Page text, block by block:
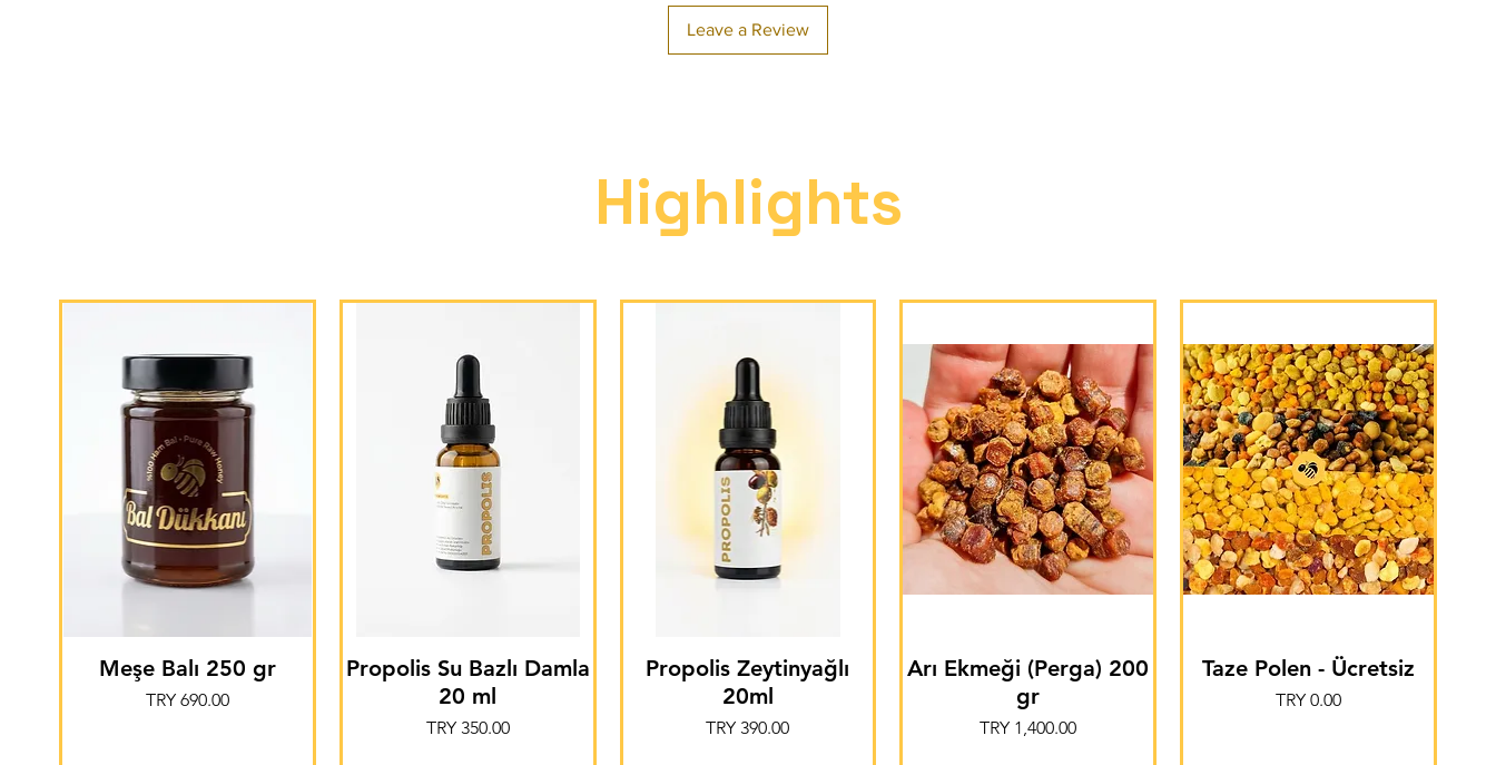
Leave a Review
Highlights
Meşe Balı 250 gr
Price
TRY 690.00
Propolis Su Bazlı Damla
20 ml
Price
TRY 350.00
Propolis Zeytinyağlı
20ml
Price
TRY 390.00
Arı Ekmeği (Perga) 200
gr
Price
TRY 1,400.00
Taze Polen - Ücretsiz
Price
TRY 0.00